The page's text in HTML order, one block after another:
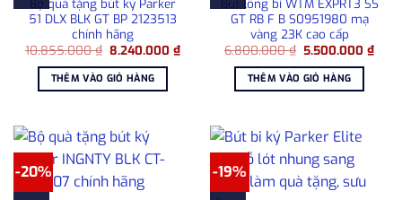
Bộ quà tặng bút ký Parker
51 DLX BLK GT BP 2123513
chính hãng
10.855.000₫ Giá
là:
10.855.000 ₫.
8.240.000₫Giá
8.240.000 ₫.
THÊM VÀO GIỎ HÀNG
Bút lông bi WTM EXPRT3 SS
GT RB F B S0951980 mạ
vàng 23K cao cấp
6.800.000₫ Giá
là:
6.800.000 ₫.
5.500.000₫Giá
THÊM VÀO GIỎ HÀNG
-20% -19%